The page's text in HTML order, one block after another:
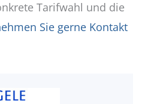
Tarifwahl und die
Sie gerne Kontakt